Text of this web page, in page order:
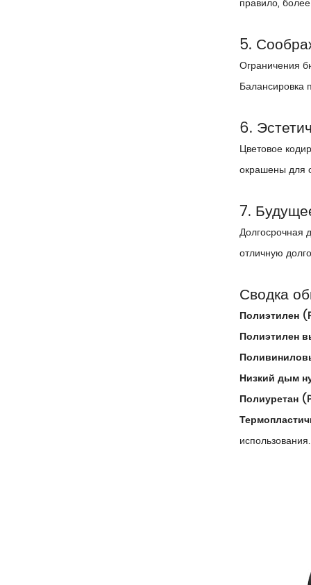
правило,
5.
Ограничения
Балансировка
6.
Цветовое
окрашены для
7.
Долгосрочная
отличную
Сводка
Полиэтилен
Полиэтилен
Низкий дым
Полиуретан
использования.